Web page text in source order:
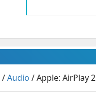
/Audio /Apple: AirPlay